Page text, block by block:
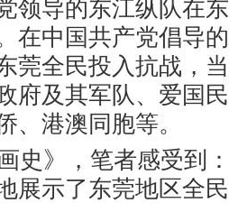
领导的东江纵队在
在中国共产党倡导
莞全民投入抗战，
府及其军队、爱国
、港澳同胞等。
史》，笔者感受到
展示了东莞地区全